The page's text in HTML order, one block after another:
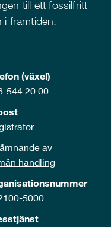
till ett fossilfritt
i framtiden.
(växel)
544 20 00
av
handling
5000